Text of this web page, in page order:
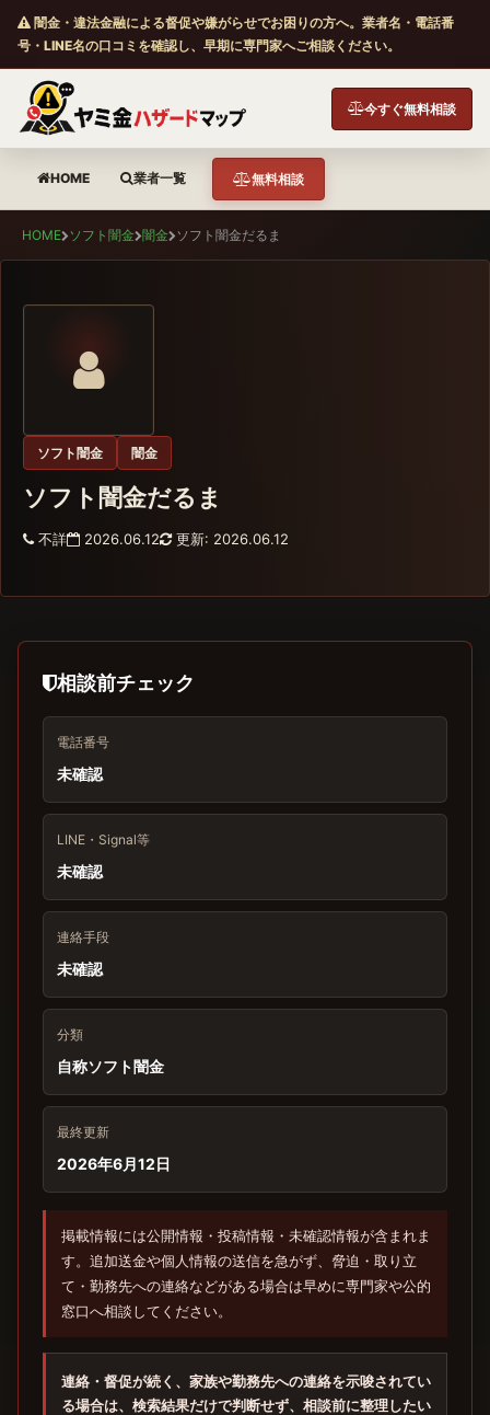
闇金・違法金融による督促や嫌がらせでお困りの方へ。業者名・電話番
号・LINE名の口コミを確認し、早期に専門家へご相談ください。
今すぐ無料相談
HOME 業者一覧 無料相談
HOME ソフト闇金 闇金 ソフト闇金だるま
ソフト闇金 闇金
ソフト闇金だるま
不詳 2026.06.12 更新: 2026.06.12
相談前チェック
電話番号
未確認
LINE・Signal等
未確認
連絡手段
未確認
分類
自称ソフト闇金
最終更新
2026年6月12日
掲載情報には公開情報・投稿情報・未確認情報が含まれま
す。追加送金や個人情報の送信を急がず、脅迫・取り立
て・勤務先への連絡などがある場合は早めに専門家や公的
窓口へ相談してください。
連絡・督促が続く、家族や勤務先への連絡を示唆されてい
る場合は、検索結果だけで判断せず、相談前に整理したい